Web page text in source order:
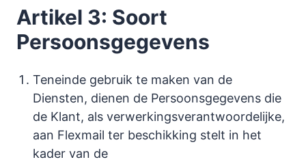
Artikel 3: Soort
Persoonsgegevens
Teneinde gebruik te maken van de
Diensten, dienen de Persoonsgegevens die
de Klant, als verwerkingsverantwoordelijke,
aan Flexmail ter beschikking stelt in het
kader van de